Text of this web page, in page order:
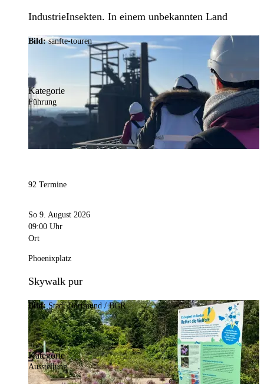
IndustrieInsekten. In einem unbekannten Land
Bild:sanfte-touren
Kategorie
Führung
92 Termine
So 9. August 2026
09:00 Uhr
Ort
Phoenixplatz
Skywalk pur
Bild: Stadt Dortmund / BGR
Kategorie
Ausstellung